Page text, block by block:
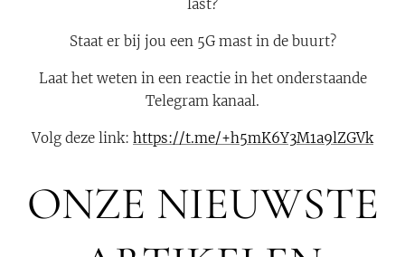
last?
Staat er bij jou een 5G mast in de buurt?
Laat het weten in een reactie in het onderstaande
Telegram kanaal.
Volg deze link: https://t.me/+h5mK6Y3M1a9lZGVk
ONZE NIEUWSTE